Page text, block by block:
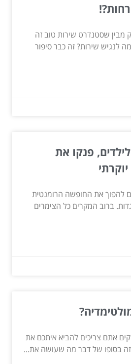
מבין שסטנדרט שירות טוב זה
לנגיש שירות? זה כבר סיפור
פנקו את
להפוך את החופשה הרומנטית
ברוב המקרים כל הצימרים
אתם צריכים להביא איתכם את
זה בסופו של דבר מה שעושה את...